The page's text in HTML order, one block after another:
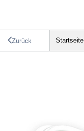
Zurück Startseite